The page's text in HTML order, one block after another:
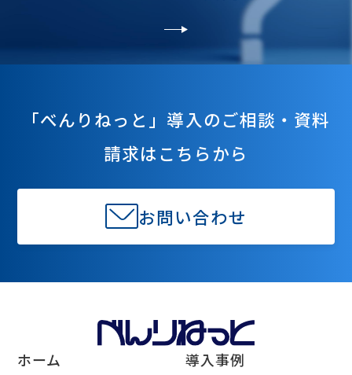
「べんりねっと」導入のご相談・資料
請求はこちらから
お問い合わせ
ホーム 導入事例